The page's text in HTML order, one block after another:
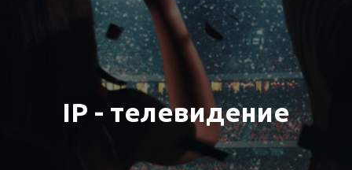
IP - телевидение